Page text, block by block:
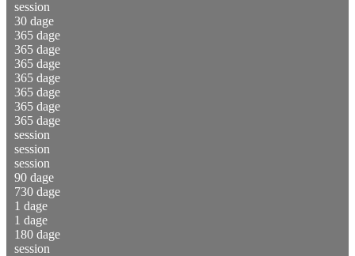
session
30 dage
365 dage
365 dage
365 dage
365 dage
365 dage
365 dage
365 dage
session
session
session
90 dage
730 dage
1 dage
1 dage
180 dage
session